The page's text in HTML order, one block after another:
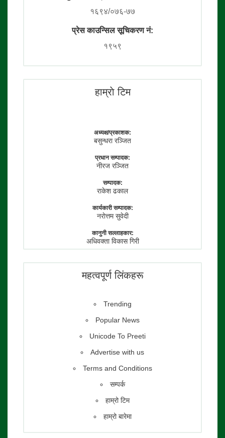
१६९४/०७६-७७
प्रेस काउन्सिल सूचिकरण नं:
१९५९
हाम्राे टिम
अध्यक्ष/प्रकाशक:
बसुन्धरा रञ्जित
प्रधान सम्पादक:
नीरज रञ्जित
सम्पादक:
राकेश ढकाल
कार्यकारी सम्पादक:
नराेत्तम सुवेदी
कानुनी सल्लाहकार:
अधिवक्ता विकास गिरी
महत्वपूर्ण लिंकहरू
Trending
Popular News
Unicode To Preeti
Advertise with us
Terms and Conditions
सम्पर्क
हाम्रो टिम
हाम्रो बारेमा